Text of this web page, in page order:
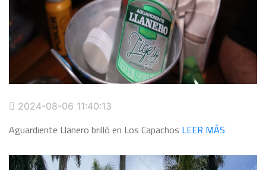
2024-08-06 11:40:13
Aguardiente Llanero brilló en Los Capachos LEER MÁS